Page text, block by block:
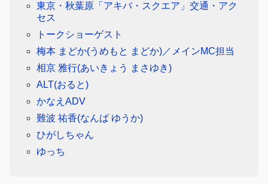
東京・秋葉原「アキバ・スクエア」交通・アク
セス
トークショーゲスト
梅本 まどか(うめもと まどか)／メインMC担当
相京 雅行(あいきょう まさゆき)
ALT(おると)
かなえADV
難波 祐香(なんば ゆうか)
ひがしちゃん
ゆっち